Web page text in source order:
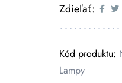
Zdieľať:
Kód produktu:
Lampy